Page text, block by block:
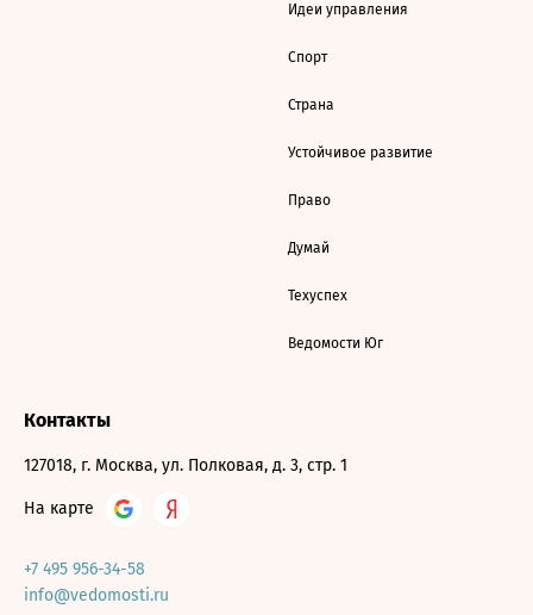
Идеи управления
Спорт
Страна
Устойчивое развитие
Право
Думай
Техуспех
Ведомости Юг
Контакты
127018, г. Москва, ул. Полковая, д. 3, стр. 1
На карте
+7 495 956-34-58
info@vedomosti.ru